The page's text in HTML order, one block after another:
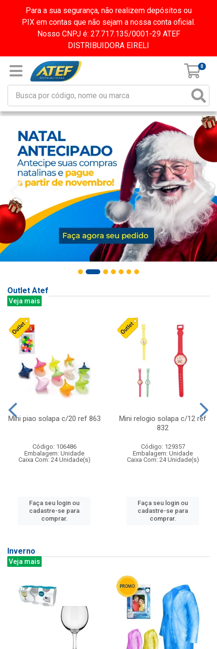
Para a sua segurança, não realizem depósitos ou
PIX em contas que não sejam a nossa conta oficial.
Nosso CNPJ é: 27.717.135/0001-29 ATEF
DISTRIBUIDORA EIRELI
0
Outlet Atef
Veja mais
Mini piao solapa c/20 ref 863
Código: 106486
Embalagem: Unidade
Caixa Com: 24 Unidade(s)
Faça seu login ou
cadastre-se para
comprar.
Mini relogio solapa c/12 ref
832
Código: 129357
Embalagem: Unidade
Caixa Com: 24 Unidade(s)
Faça seu login ou
cadastre-se para
comprar.
Inverno
Veja mais